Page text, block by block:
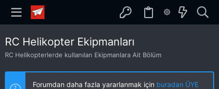
RC Helikopter Ekipmanları
RC Helikopterlerde kullanılan Ekipmanlara Ait Bölüm
Forumdan daha fazla yararlanmak için buradan ÜYE